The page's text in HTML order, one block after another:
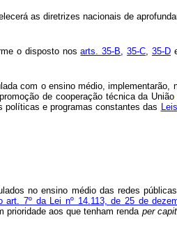
as diretrizes nacionais de
o disposto nosarts. 35-B,35-C, 35-D
com o ensino médio,
de cooperação técnica da
políticas e programas constantes das
no ensino médio das redes
7º da Lei nº 14.113, de 25 de
prioridade aos que tenham renda per